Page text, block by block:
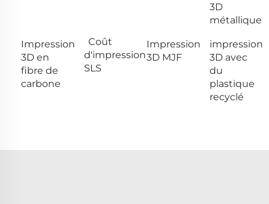
3D
métallique
Impression
3D en
fibre de
carbone
Coût
d'impression
SLS
Impression
3D MJF
impression
3D avec
du
plastique
recyclé